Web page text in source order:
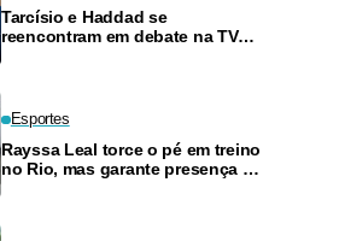
Tarcísio e Haddad se
reencontram em debate na TV
Esportes
Rayssa Leal torce o pé em treino
no Rio, mas garante presença no